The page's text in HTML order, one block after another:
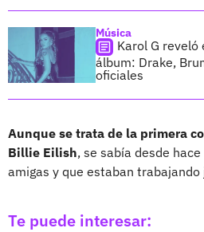
Música
Karol G
álbum: Drake,
oficiales
Aunque se trata de la primera
Billie Eilish, se sabía desde
amigas y que estaban trabajando
Te puede interesar: